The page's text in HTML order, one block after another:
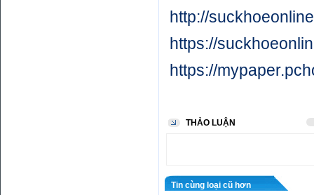
http://
https://
https://
THẢO LUẬN
Tin cùng loại cũ hơn